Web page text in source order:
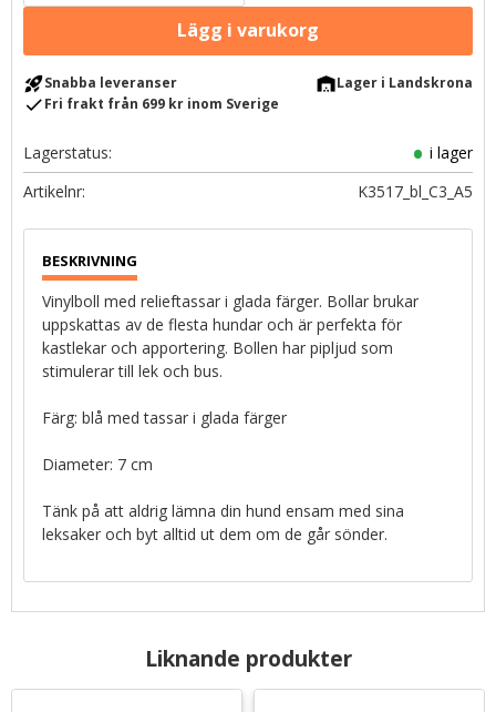
rocket_launchSnabba leveranser warehouseLager i Landskrona
checkFri frakt från 699 kr inom Sverige
Lagerstatus
i lager
Artikelnr
K3517_bl_C3_A5
Vinylboll med relieftassar i glada färger. Bollar brukar
uppskattas av de flesta hundar och är perfekta för
kastlekar och apportering. Bollen har pipljud som
stimulerar till lek och bus.
Färg: blå med tassar i glada färger
Diameter: 7 cm
Tänk på att aldrig lämna din hund ensam med sina
leksaker och byt alltid ut dem om de går sönder.
Liknande produkter